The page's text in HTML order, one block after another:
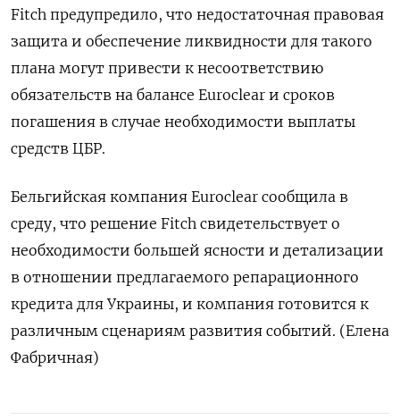
Fitch предупредило, что недостаточная правовая
защита и обеспечение ликвидности для такого
плана могут привести к несоответствию
обязательств на балансе Euroclear и сроков
погашения в случае необходимости выплаты
средств ЦБР.
Бельгийская компания Euroclear сообщила в
среду, что решение Fitch свидетельствует о
необходимости большей ясности и детализации
в отношении предлагаемого репарационного
кредита для Украины, и компания готовится к
различным сценариям развития событий. (Елена
Фабричная)